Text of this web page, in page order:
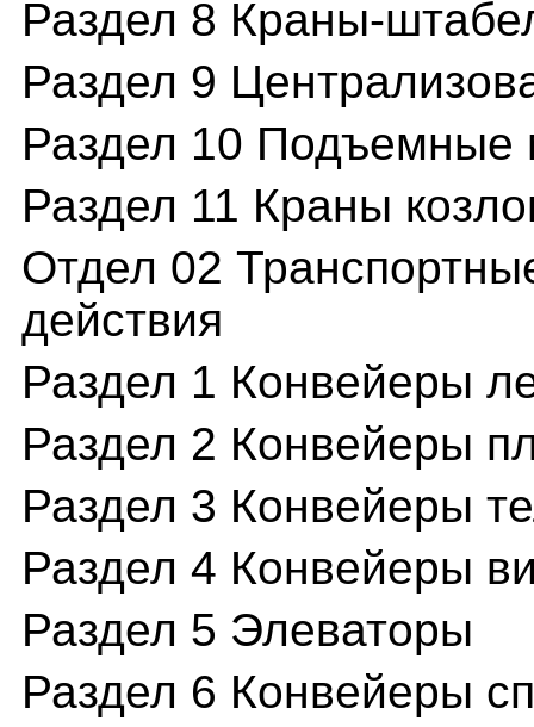
Раздел 8 Краны-
Раздел 9
Раздел 10 Подъемные
Раздел 11 Краны
Отдел 02
действия
Раздел 1 Конвейеры
Раздел 2 Конвейеры
Раздел 3 Конвейеры
Раздел 4 Конвейеры
Раздел 5 Элеваторы
Раздел 6 Конвейеры